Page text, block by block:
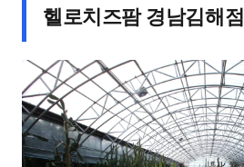
헬로치즈팜 경남김해점